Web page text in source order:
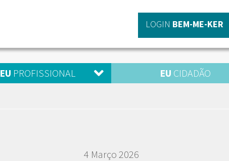
LOGIN BEM-ME-KER
EU PROFISSIONAL EU CIDADÃO
4 Março 2026